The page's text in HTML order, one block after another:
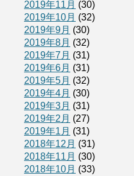
2019年11月 (30)
2019年10月 (32)
2019年9月 (30)
2019年8月 (32)
2019年7月 (31)
2019年6月 (31)
2019年5月 (32)
2019年4月 (30)
2019年3月 (31)
2019年2月 (27)
2019年1月 (31)
2018年12月 (31)
2018年11月 (30)
2018年10月 (33)